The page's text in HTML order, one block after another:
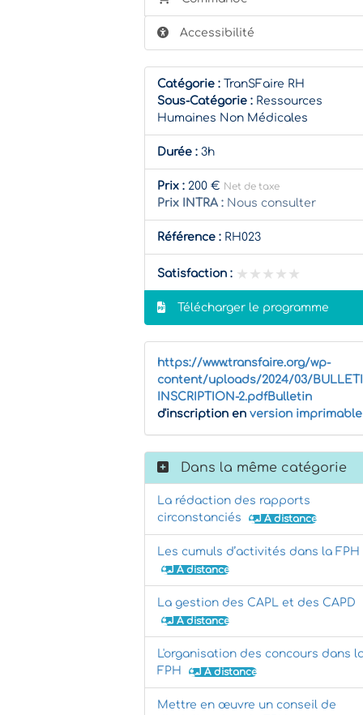
Accessibilité
Catégorie : TranSFaire RH
Sous-Catégorie : Ressources
Humaines Non Médicales
Durée : 3h
Prix : 200 € Net de taxe
Prix INTRA : Nous consulter
Référence : RH023
Satisfaction : ★★★★★
★★★★★
Télécharger le programme
https://www.transfaire.org/wp-
content/uploads/2024/03/
INSCRIPTION-2.pdfBulletin
d'inscription en version imprimable
Dans la même catégorie
La rédaction des rapports
circonstanciés
À distance
Les cumuls d’activités dans la FPH
À distance
La gestion des CAPL et des CAPD
À distance
L'organisation des concours dans
FPH
À distance
Mettre en œuvre un conseil de